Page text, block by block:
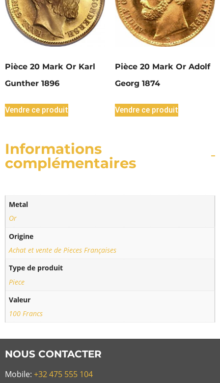
Pièce 20 Mark Or Karl
Gunther 1896
Vendre ce produit
Pièce 20 Mark Or Adolf
Georg 1874
Vendre ce produit
Informations
complémentaires
Metal
Or
Origine
Achat et vente de Pieces Françaises
Type de produit
Piece
Valeur
100 Francs
NOUS CONTACTER
Mobile: +32 475 555 104